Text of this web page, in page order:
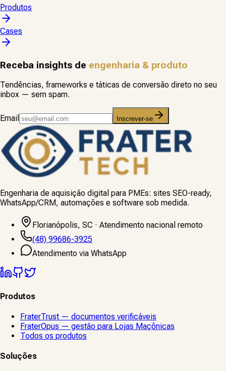
Produtos
Cases
Receba insights de engenharia & produto
Tendências, frameworks e táticas de conversão direto no seu
inbox — sem spam.
Email Inscrever-se
Engenharia de aquisição digital para PMEs: sites SEO-ready,
WhatsApp/CRM, automações e software sob medida.
Florianópolis, SC · Atendimento nacional remoto
(48) 99686-3925
Atendimento via WhatsApp
Produtos
FraterTrust — documentos verificáveis
FraterOpus — gestão para Lojas Maçônicas
Todos os produtos
Soluções